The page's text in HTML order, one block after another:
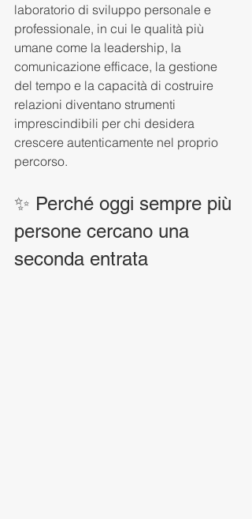
laboratorio di sviluppo personale e
professionale, in cui le qualità più
umane come la leadership, la
comunicazione efficace, la gestione
del tempo e la capacità di costruire
relazioni diventano strumenti
imprescindibili per chi desidera
crescere autenticamente nel proprio
percorso.
✨ Perché oggi sempre più
persone cercano una
seconda entrata